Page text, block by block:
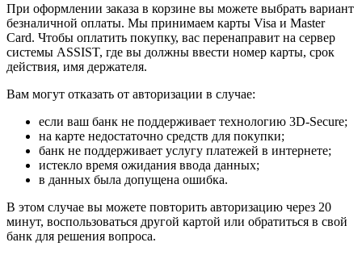
При оформлении заказа в корзине вы можете выбрать вариант
безналичной оплаты. Мы принимаем карты Visa и Master
Card. Чтобы оплатить покупку, вас перенаправит на сервер
системы ASSIST, где вы должны ввести номер карты, срок
действия, имя держателя.
Вам могут отказать от авторизации в случае:
если ваш банк не поддерживает технологию 3D-Secure;
на карте недостаточно средств для покупки;
банк не поддерживает услугу платежей в интернете;
истекло время ожидания ввода данных;
в данных была допущена ошибка.
В этом случае вы можете повторить авторизацию через 20
минут, воспользоваться другой картой или обратиться в свой
банк для решения вопроса.